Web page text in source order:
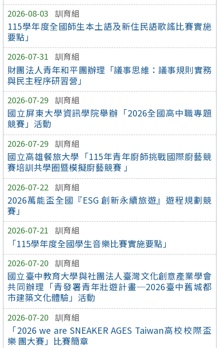
2026-08-03 訓育組
115學年度全國師生本土語及新住民語歌謠比賽實施
要點」
2026-07-31 訓育組
財團法人青年和平團辦理「議事思維：議事規則實務
與民主程序研習營」
2026-07-29 訓育組
國立屏東大學資訊學院舉辦「2026全國高中職專題
競賽」活動
2026-07-29 訓育組
國立高雄餐旅大學「115年青年廚師挑戰國際廚藝競
賽培訓共學圈暨模擬廚藝競賽 」
2026-07-22 訓育組
2026萬能盃全國『ESG 創新永續旅遊』遊程規劃競
賽」
2026-07-21 訓育組
「115學年度全國學生音樂比賽實施要點」
2026-07-20 訓育組
國立臺中教育大學與社團法人臺灣文化創意產業學會
共同辦理「青發署青年壯遊計畫─2026臺中舊城都
市建築文化體驗」活動
2026-07-20 訓育組
「2026 we are SNEAKER AGES Taiwan高校校際盃
樂 團大賽」比賽簡章